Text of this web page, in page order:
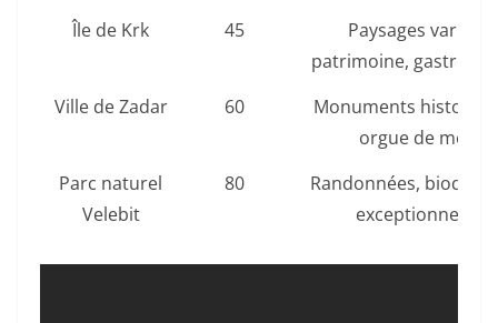
Île de Krk
45
Paysages variés,
patrimoine,
Ville de Zadar
60
Monuments
orgue de mer
Parc naturel
Velebit
80
Randonnées,
exceptionnelle